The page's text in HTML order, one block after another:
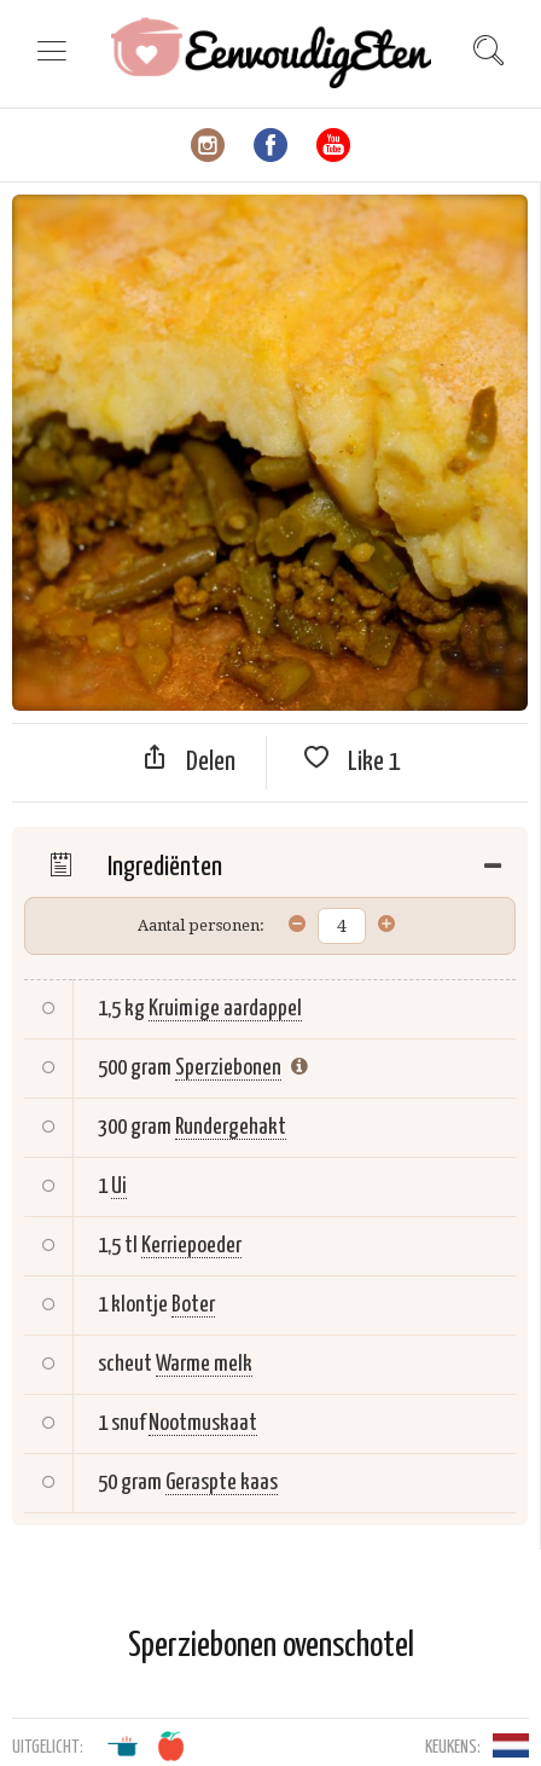
Delen Like 1
Ingrediënten
Aantal personen:
1,5 kg Kruimige aardappel
500 gram Sperziebonen
300 gram Rundergehakt
1 Ui
1,5 tl Kerriepoeder
1 klontje Boter
scheut Warme melk
1 snuf Nootmuskaat
50 gram Geraspte kaas
Sperziebonen ovenschotel
UITGELICHT: KEUKENS: